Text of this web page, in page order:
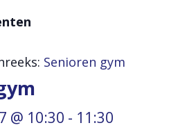
Senioren gym
@ 10:30 - 11:30